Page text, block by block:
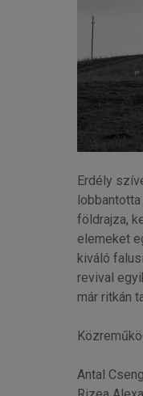
Erdély
földrajza,
elemeket
kiváló
revival
már ritkán
Antal